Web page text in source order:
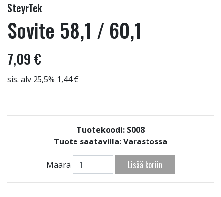
SteyrTek
Sovite 58,1 / 60,1
7,09 €
sis. alv 25,5% 1,44 €
Tuotekoodi: S008
Tuote saatavilla:Varastossa
Määrä Lisää koriin